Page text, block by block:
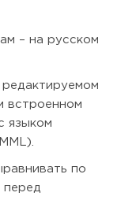
– на русском
встроенном
языком
по
перед